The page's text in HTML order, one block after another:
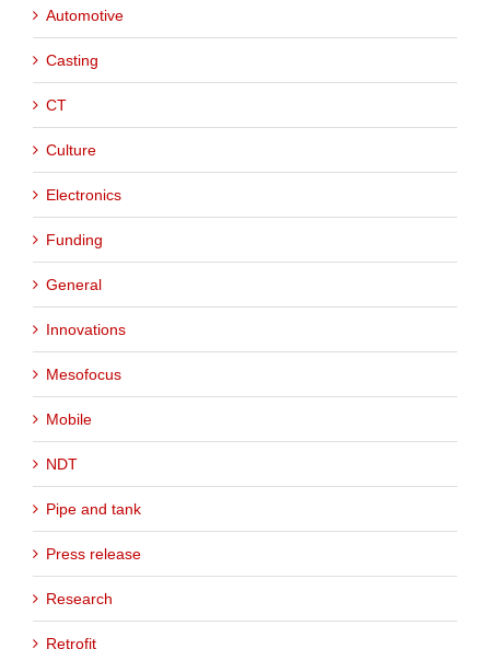
Automotive
Casting
CT
Culture
Electronics
Funding
General
Innovations
Mesofocus
Mobile
NDT
Pipe and tank
Press release
Research
Retrofit